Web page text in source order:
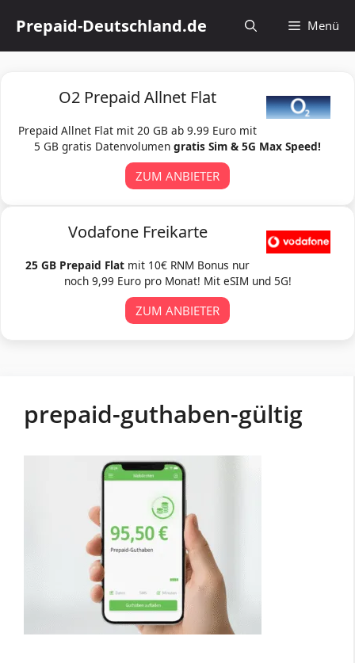
Inhalt
springen
Prepaid-Deutschland.de Menü
O2 Prepaid Allnet Flat
Prepaid Allnet Flat mit 20 GB ab 9.99 Euro mit
5 GB gratis Datenvolumen gratis Sim & 5G Max Speed!
ZUM ANBIETER
Vodafone Freikarte
25 GB Prepaid Flat mit 10€ RNM Bonus nur
noch 9,99 Euro pro Monat! Mit eSIM und 5G!
ZUM ANBIETER
prepaid-guthaben-gültig